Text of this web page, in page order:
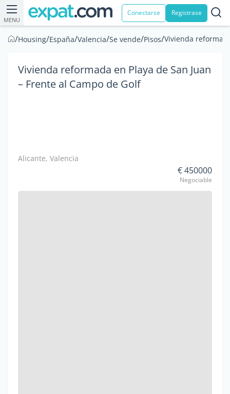
MENU
Conectarse Registrase
/Housing/España/Valencia/Se vende/Pisos/Vivienda
Vivienda reformada en Playa de San Juan
– Frente al Campo de Golf
Alicante, Valencia
€ 450000
Negociable